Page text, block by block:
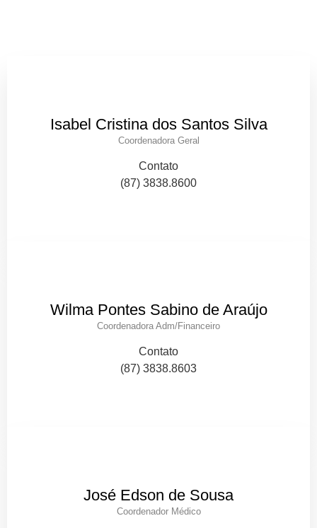
Isabel Cristina dos Santos Silva
Coordenadora Geral
Contato
(87) 3838.8600
Wilma Pontes Sabino de Araújo
Coordenadora Adm/Financeiro
Contato
(87) 3838.8603
José Edson de Sousa
Coordenador Médico